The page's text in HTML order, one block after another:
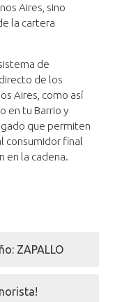
Aires, sino
la cartera
de
de los
Aires, como así
en tu Barrio y
que permiten
consumidor final
en la cadena.
ZAPALLO